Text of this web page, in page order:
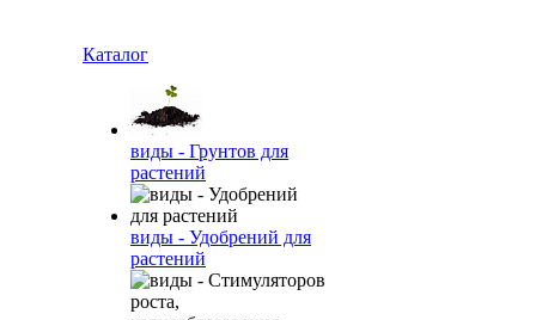
Каталог
виды - Грунтов для
растений
виды - Удобрений для
растений